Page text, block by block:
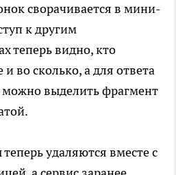
сворачивается в мини-
к другим
теперь видно, кто
во сколько, а для ответа
выделить фрагмент
удаляются вместе с